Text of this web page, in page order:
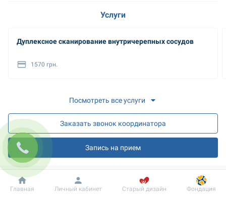
Услуги
Дуплексное сканирование внутричерепных сосудов
1570 грн.
Посмотреть все услуги
Заказать звонок координатора
Запись на прием
О враче
Добробут Информация Пациенту
Главная Личный кабинет Старый дизайн Фондация